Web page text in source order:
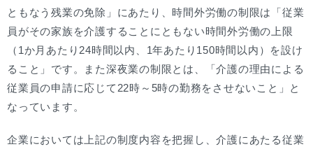
ともなう残業の免除」にあたり、時間外労働の制限は「従業
員がその家族を介護することにともない時間外労働の上限
（1か月あたり24時間以内、1年あたり150時間以内）を設け
ること」です。また深夜業の制限とは、「介護の理由による
従業員の申請に応じて22時～5時の勤務をさせないこと」と
なっています。
企業においては上記の制度内容を把握し、介護にあたる従業